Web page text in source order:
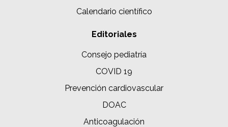
Calendario científico
Editoriales
Consejo pediatría
COVID 19
Prevención cardiovascular
DOAC
Anticoagulación